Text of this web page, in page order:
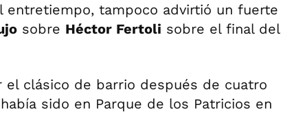
entretiempo, tampoco advirtió un fuerte
sobre Héctor Fertoli sobre el final del
el clásico de barrio después de cuatro
sido en Parque de los Patricios en